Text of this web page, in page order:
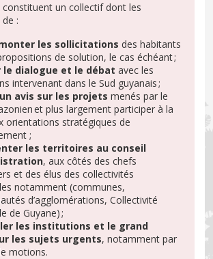
constituent un collectif dont les
:
les sollicitations des habitants
de solution, le cas échéant ;
le dialogue et le débat avec les
intervenant dans le Sud guyanais ;
avis sur les projets menés par le
et plus largement participer à la
orientations stratégiques de
;
les territoires au conseil
, aux côtés des chefs
et des élus des collectivités
notamment (communes,
d’agglomérations, Collectivité
de Guyane) ;
les institutions et le grand
les sujets urgents, notamment par
motions.